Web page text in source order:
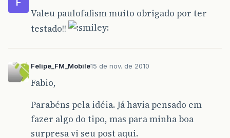
F
Valeu paulofafism muito obrigado por ter
testado!!
Felipe_FM_Mobile15 de nov. de 2010
Fabio,
Parabéns pela idéia. Já havia pensado em
fazer algo do tipo, mas para minha boa
surpresa vi seu post aqui.